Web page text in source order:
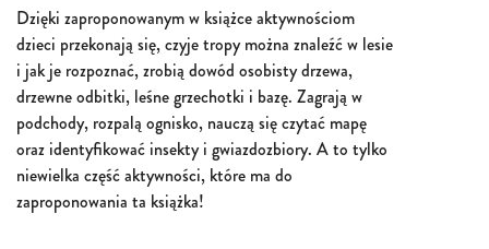
Dzięki zaproponowanym w książce aktywnościom
dzieci przekonają się, czyje tropy można znaleźć w lesie
i jak je rozpoznać, zrobią dowód osobisty drzewa,
drzewne odbitki, leśne grzechotki i bazę. Zagrają w
podchody, rozpalą ognisko, nauczą się czytać mapę
oraz identyfikować insekty i gwiazdozbiory. A to tylko
niewielka część aktywności, które ma do
zaproponowania ta książka!